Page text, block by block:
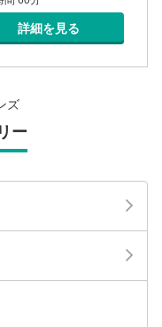
詳細を見る
ズ
ー